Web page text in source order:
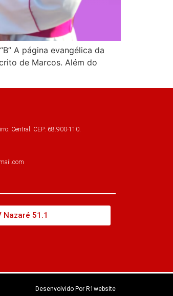
A página evangélica da
de Marcos. Além do
Central. CEP: 68.900-110.
Nazaré 51.1
Desenvolvido Por R1website